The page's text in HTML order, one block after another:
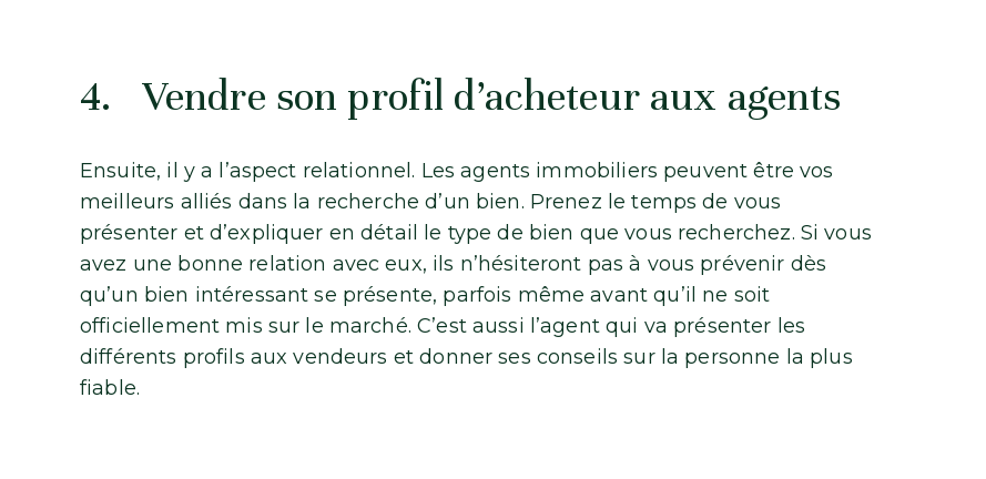
4. Vendre son profil d’acheteur aux agents
Ensuite, il y a l’aspect relationnel. Les agents immobiliers peuvent être vos
meilleurs alliés dans la recherche d’un bien. Prenez le temps de vous
présenter et d’expliquer en détail le type de bien que vous recherchez. Si vous
avez une bonne relation avec eux, ils n’hésiteront pas à vous prévenir dès
qu’un bien intéressant se présente, parfois même avant qu’il ne soit
officiellement mis sur le marché. C’est aussi l’agent qui va présenter les
différents profils aux vendeurs et donner ses conseils sur la personne la plus
fiable.